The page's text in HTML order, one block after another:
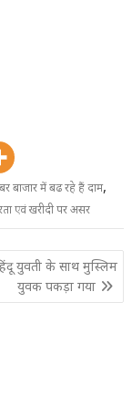
बाजार में बढ रहे हैं दाम,
एवं खरीदी पर असर
युवती के साथ मुस्लिम
युवक पकड़ा गया